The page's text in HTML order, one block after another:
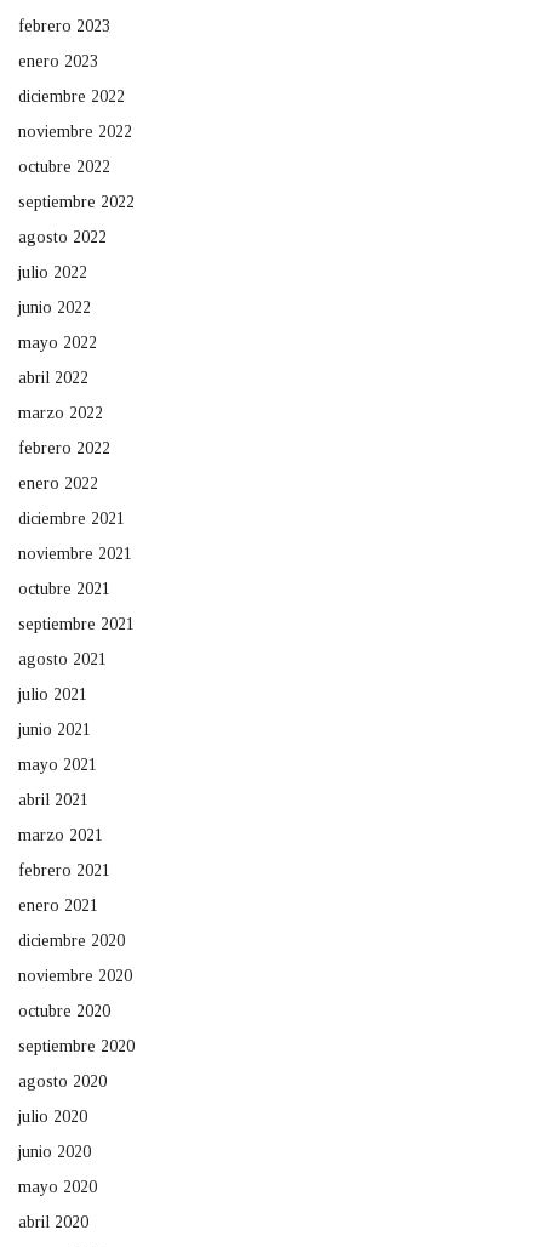
febrero 2023
enero 2023
diciembre 2022
noviembre 2022
octubre 2022
septiembre 2022
agosto 2022
julio 2022
junio 2022
mayo 2022
abril 2022
marzo 2022
febrero 2022
enero 2022
diciembre 2021
noviembre 2021
octubre 2021
septiembre 2021
agosto 2021
julio 2021
junio 2021
mayo 2021
abril 2021
marzo 2021
febrero 2021
enero 2021
diciembre 2020
noviembre 2020
octubre 2020
septiembre 2020
agosto 2020
julio 2020
junio 2020
mayo 2020
abril 2020